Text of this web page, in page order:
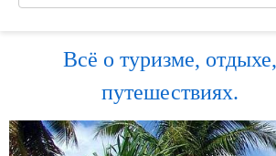
Всё о туризме, отдыхе,
путешествиях.